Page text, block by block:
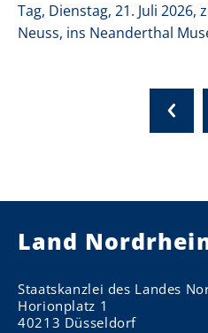
Tag, Dienstag, 21. Juli
Neuss, ins Neanderthal
Land
Staatskanzlei des Landes
Horionplatz 1
40213 Düsseldorf